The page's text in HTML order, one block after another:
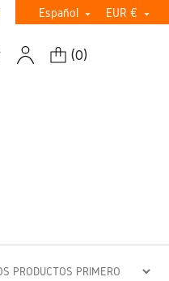
Español  EUR € 
(0)